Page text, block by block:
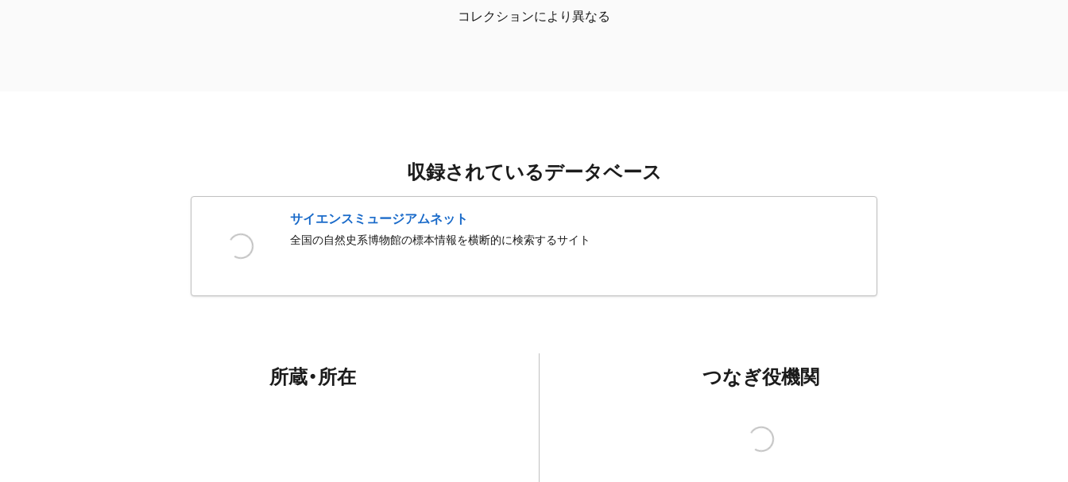
コレクションにより異なる
収録されているデータベース
サイエンスミュージアムネット
全国の自然史系博物館の標本情報を横断的に検索するサイト
所蔵・所在 つなぎ役機関